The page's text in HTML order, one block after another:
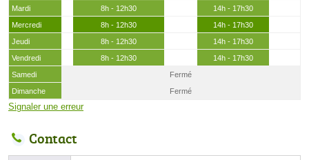
Mardi
8h - 12h30
14h - 17h30
Mercredi
8h - 12h30
14h - 17h30
Jeudi
8h - 12h30
14h - 17h30
Vendredi
8h - 12h30
14h - 17h30
Samedi
Fermé
Dimanche
Fermé
Signaler une erreur
Contact